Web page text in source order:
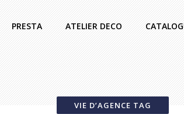
PRESTA ATELIER DECO
VIE D’AGENCE TAG